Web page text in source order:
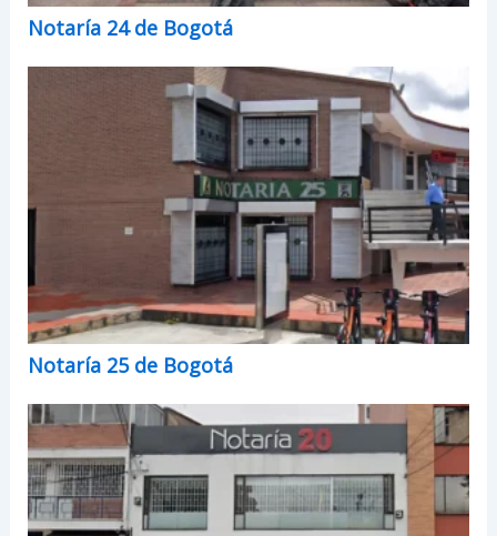
Notaría 24 de Bogotá
Notaría 25 de Bogotá